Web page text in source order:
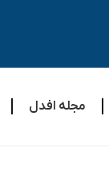
مجله افدل